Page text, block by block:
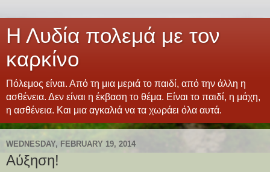
Η Λυδία πολεμά με τον
καρκίνο
Πόλεμος είναι. Από τη μια μεριά το παιδί, από την άλλη η
ασθένεια. Δεν είναι η έκβαση το θέμα. Είναι το παιδί, η μάχη,
η ασθένεια. Και μια αγκαλιά να τα χωράει όλα αυτά.
WEDNESDAY, FEBRUARY 19, 2014
Αύξηση!